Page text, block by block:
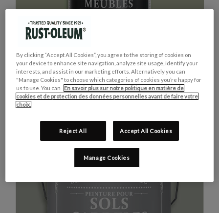
MEUBLES DE CUISINE
VERT KAKI
By clicking “Accept All Cookies”, you agree to the storing of cookies on
your device to enhance site navigation, analyze site usage, identify your
interests, and assist in our marketing efforts. Alternatively you can
"Manage Cookies" to choose which categories of cookies you’re happy for
us to use. You can
En savoir plus sur notre politique en matière de
cookies et de protection des données personnelles avant de faire votre
choix.
Reject All Accept All Cookies
Manage Cookies